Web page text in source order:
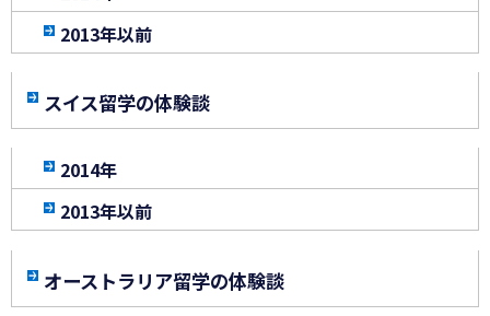
2013年以前
スイス留学の体験談
2014年
2013年以前
オーストラリア留学の体験談